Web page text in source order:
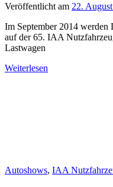
Veröffentlicht am 22.
Im September 2014
auf der 65. IAA
Lastwagen
Weiterlesen
Autoshows, IAA